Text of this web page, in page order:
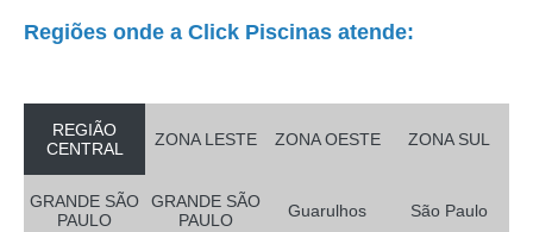
Regiões onde a Click Piscinas atende:
REGIÃO
CENTRAL
ZONA LESTE ZONA OESTE ZONA SUL
GRANDE SÃO
PAULO
GRANDE SÃO
PAULO
Guarulhos São Paulo